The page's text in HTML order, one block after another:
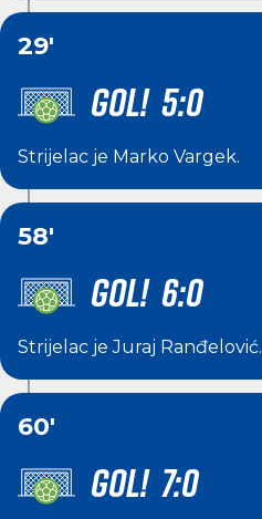
29'
GOL! 5:0
Strijelac je Marko Vargek.
58'
GOL! 6:0
Strijelac jeJuraj Ranđelović.
60'
GOL! 7:0